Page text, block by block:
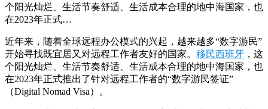
个阳光灿烂、生活节奏舒适、生活成本合理的地中海国家，也
在2023年正式…
近年来，随着全球远程办公模式的兴起，越来越多“数字游民”
开始寻找既宜居又对远程工作者友好的国家。 移民西班牙 ，这
个阳光灿烂、生活节奏舒适、生活成本合理的地中海国家，也
在2023年正式推出了针对远程工作者的“数字游民签证”
（Digital Nomad Visa）。